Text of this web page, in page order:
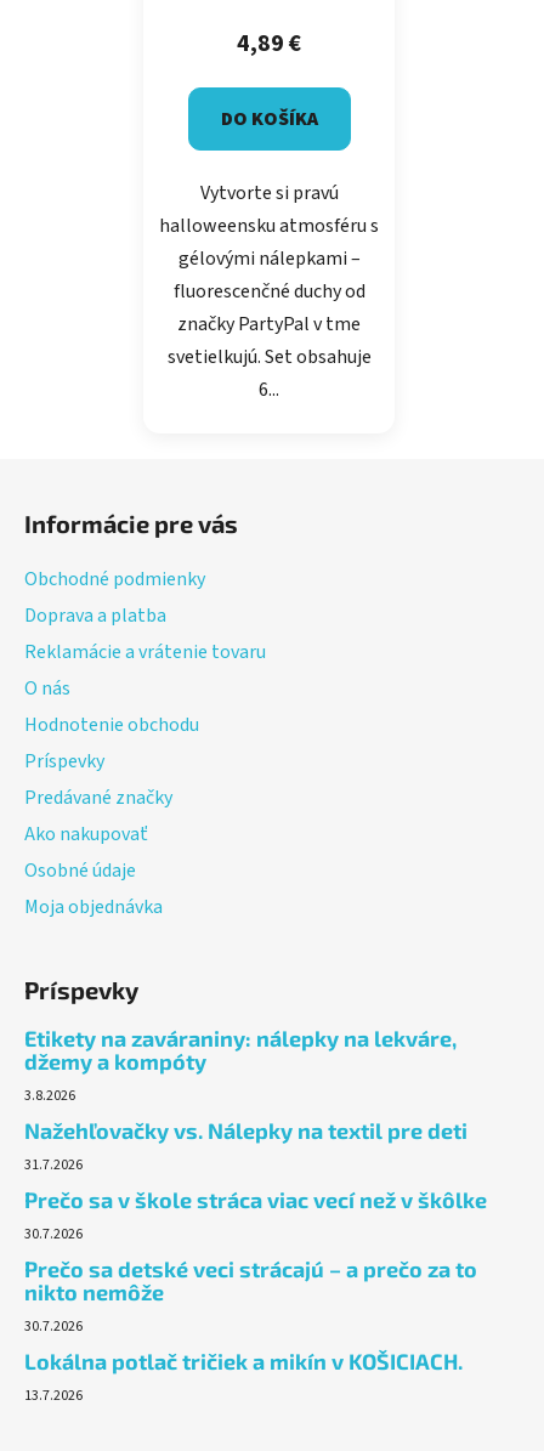
4,89 €
DO KOŠÍKA
Vytvorte si pravú
halloweensku atmosféru s
gélovými nálepkami –
fluorescenčné duchy od
značky PartyPal v tme
svetielkujú. Set obsahuje
6...
Informácie pre vás
Obchodné podmienky
Doprava a platba
Reklamácie a vrátenie tovaru
O nás
Hodnotenie obchodu
Príspevky
Predávané značky
Ako nakupovať
Osobné údaje
Moja objednávka
Príspevky
Etikety na zaváraniny: nálepky na lekváre,
džemy a kompóty
3.8.2026
Nažehľovačky vs. Nálepky na textil pre deti
31.7.2026
Prečo sa v škole stráca viac vecí než v škôlke
30.7.2026
Prečo sa detské veci strácajú – a prečo za to
nikto nemôže
30.7.2026
Lokálna potlač tričiek a mikín v KOŠICIACH.
13.7.2026